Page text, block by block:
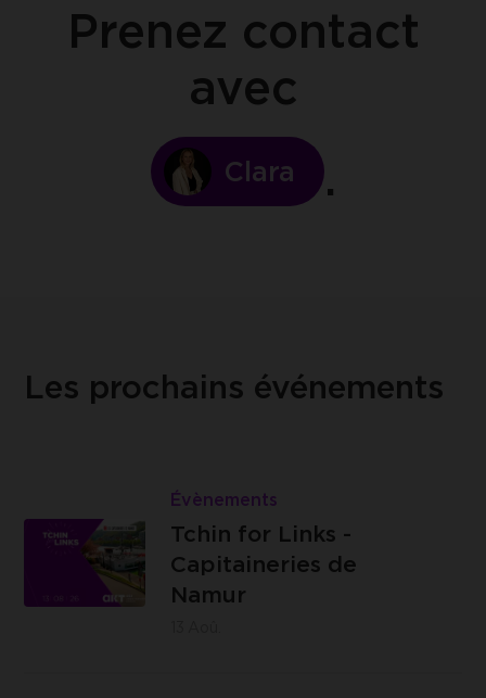
Prenez contact
avec
Clara
Les prochains événements
Évènements
Tchin for Links -
Capitaineries de
Namur
Les
Capitaineries
de Namur -
Boulevard
for